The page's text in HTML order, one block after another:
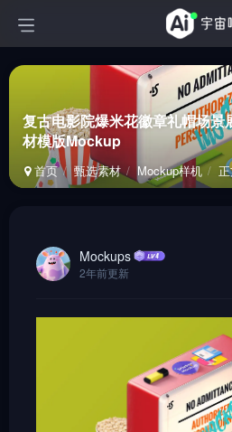
复古电影院爆米花徽章礼帽场
材模版Mockup
首页 甄选素材 Mockup样机
Mockups
2年前更新